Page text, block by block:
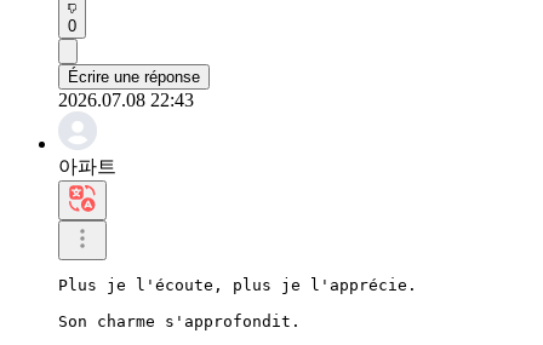
0
Écrire une réponse
2026.07.08 22:43
아파트
Plus je l'écoute, plus je l'apprécie.
Son charme s'approfondit.